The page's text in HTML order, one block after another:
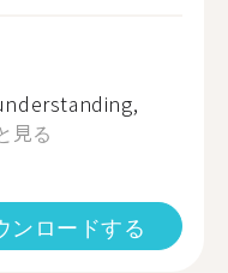
見る
ンロードする